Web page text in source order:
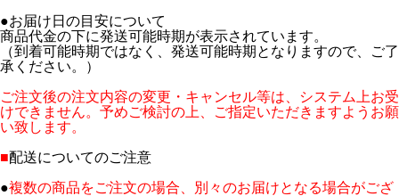
●お届け日の目安について
商品代金の下に発送可能時期が表示されています。
（到着可能時期ではなく、発送可能時期となりますので、ご了
承ください。）
ご注文後の注文内容の変更・キャンセル等は、システム上お受
けできません。予めご検討の上、ご指定いただきますようお願
い致します。
■配送についてのご注意
●複数の商品をご注文の場合、別々のお届けとなる場合がござ